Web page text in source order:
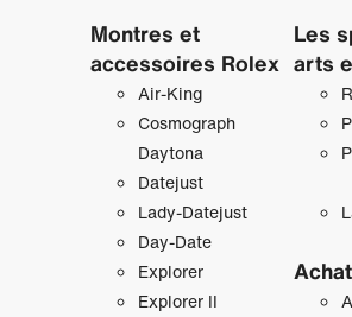
Montres et
accessoires Rolex
Air‑King
Cosmograph
Daytona
Datejust
Lady‑Datejust
Day‑Date
Explorer
Explorer II
Les
arts